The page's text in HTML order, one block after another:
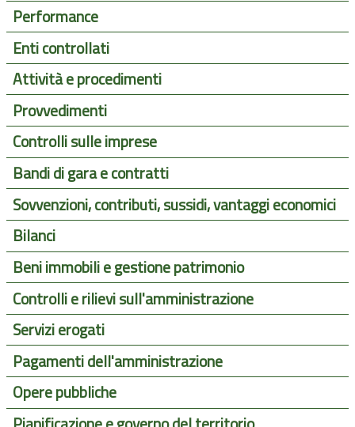
Performance
Enti controllati
Attività e procedimenti
Provvedimenti
Controlli sulle imprese
Bandi di gara e contratti
Sovvenzioni, contributi, sussidi, vantaggi economici
Bilanci
Beni immobili e gestione patrimonio
Controlli e rilievi sull'amministrazione
Servizi erogati
Pagamenti dell'amministrazione
Opere pubbliche